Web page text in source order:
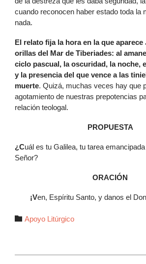
cuando reconocen haber estado toda la
nada.
El relato fija la hora en la que aparece
orillas del Mar de Tiberiades: al
ciclo pascual, la oscuridad, la noche,
y la presencia del que vence a las
muerte. Quizá, muchas veces hay que
agotamiento de nuestras prepotencias
relación teologal.
PROPUESTA
¿Cuál es tu Galilea, tu tarea
Señor?
ORACIÓN
¡Ven, Espíritu Santo, y danos el
 Autor
Apoyo Litúrgico